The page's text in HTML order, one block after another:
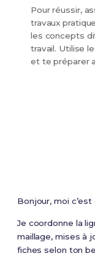
Pour réussir,
travaux
les concepts
travail. Utilise
et te préparer
Bonjour, moi c’est
Je coordonne la
maillage, mises à
fiches selon ton